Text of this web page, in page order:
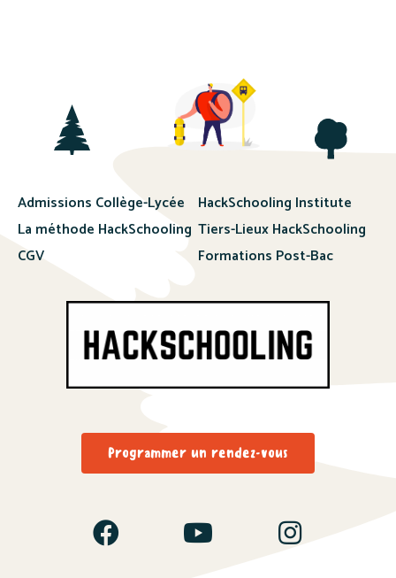
Admissions Collège-Lycée
La méthode HackSchooling
CGV
HackSchooling Institute
Tiers-Lieux HackSchooling
Formations Post-Bac
Programmer un rendez-vous